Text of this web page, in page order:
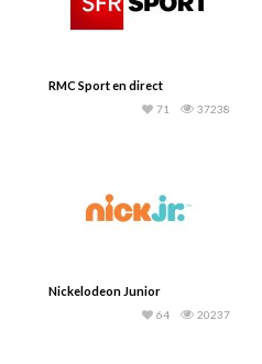
RMC Sport en direct
37238
71
Nickelodeon Junior
20237
64